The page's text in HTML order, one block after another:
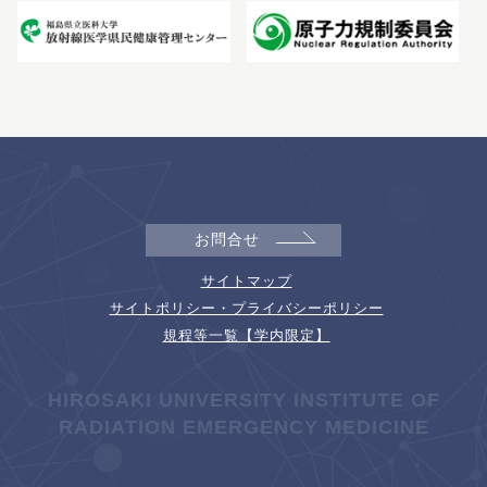
お問合せ
サイトマップ
サイトポリシー・プライバシーポリシー
規程等一覧【学内限定】
HIROSAKI UNIVERSITY INSTITUTE OF
RADIATION EMERGENCY MEDICINE